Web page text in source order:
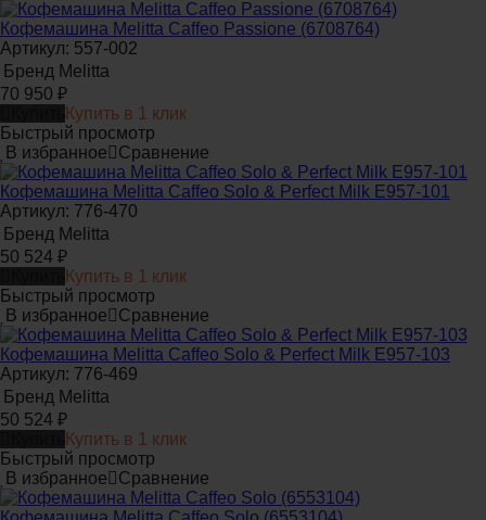
Кофемашина Melitta Caffeo Passione (6708764)
Артикул: 557-002
Бренд Melitta
70 950 ₽
Купить в 1 клик
Быстрый просмотр
В избранное
Сравнение
Кофемашина Melitta Caffeo Solo & Perfect Milk E957-101
Артикул: 776-470
Бренд Melitta
50 524 ₽
Купить в 1 клик
Быстрый просмотр
В избранное
Сравнение
Кофемашина Melitta Caffeo Solo & Perfect Milk E957-103
Артикул: 776-469
Бренд Melitta
50 524 ₽
Купить в 1 клик
Быстрый просмотр
В избранное
Сравнение